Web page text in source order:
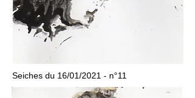
Seiches du 16/01/2021 - n°11